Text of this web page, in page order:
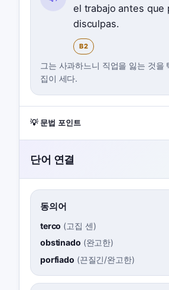
el trabajo antes que
disculpas.
B2
그는 사과하느니 직업을 잃는 것을
집이 세다.
💡 문법 포인트
단어 연결
동의어
terco (고집 센)
obstinado (완고한)
porfiado (끈질긴/완고한)